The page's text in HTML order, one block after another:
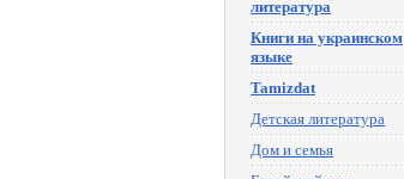
литература
Книги на украинском
языке
Tamizdat
Детская литература
Дом и семья